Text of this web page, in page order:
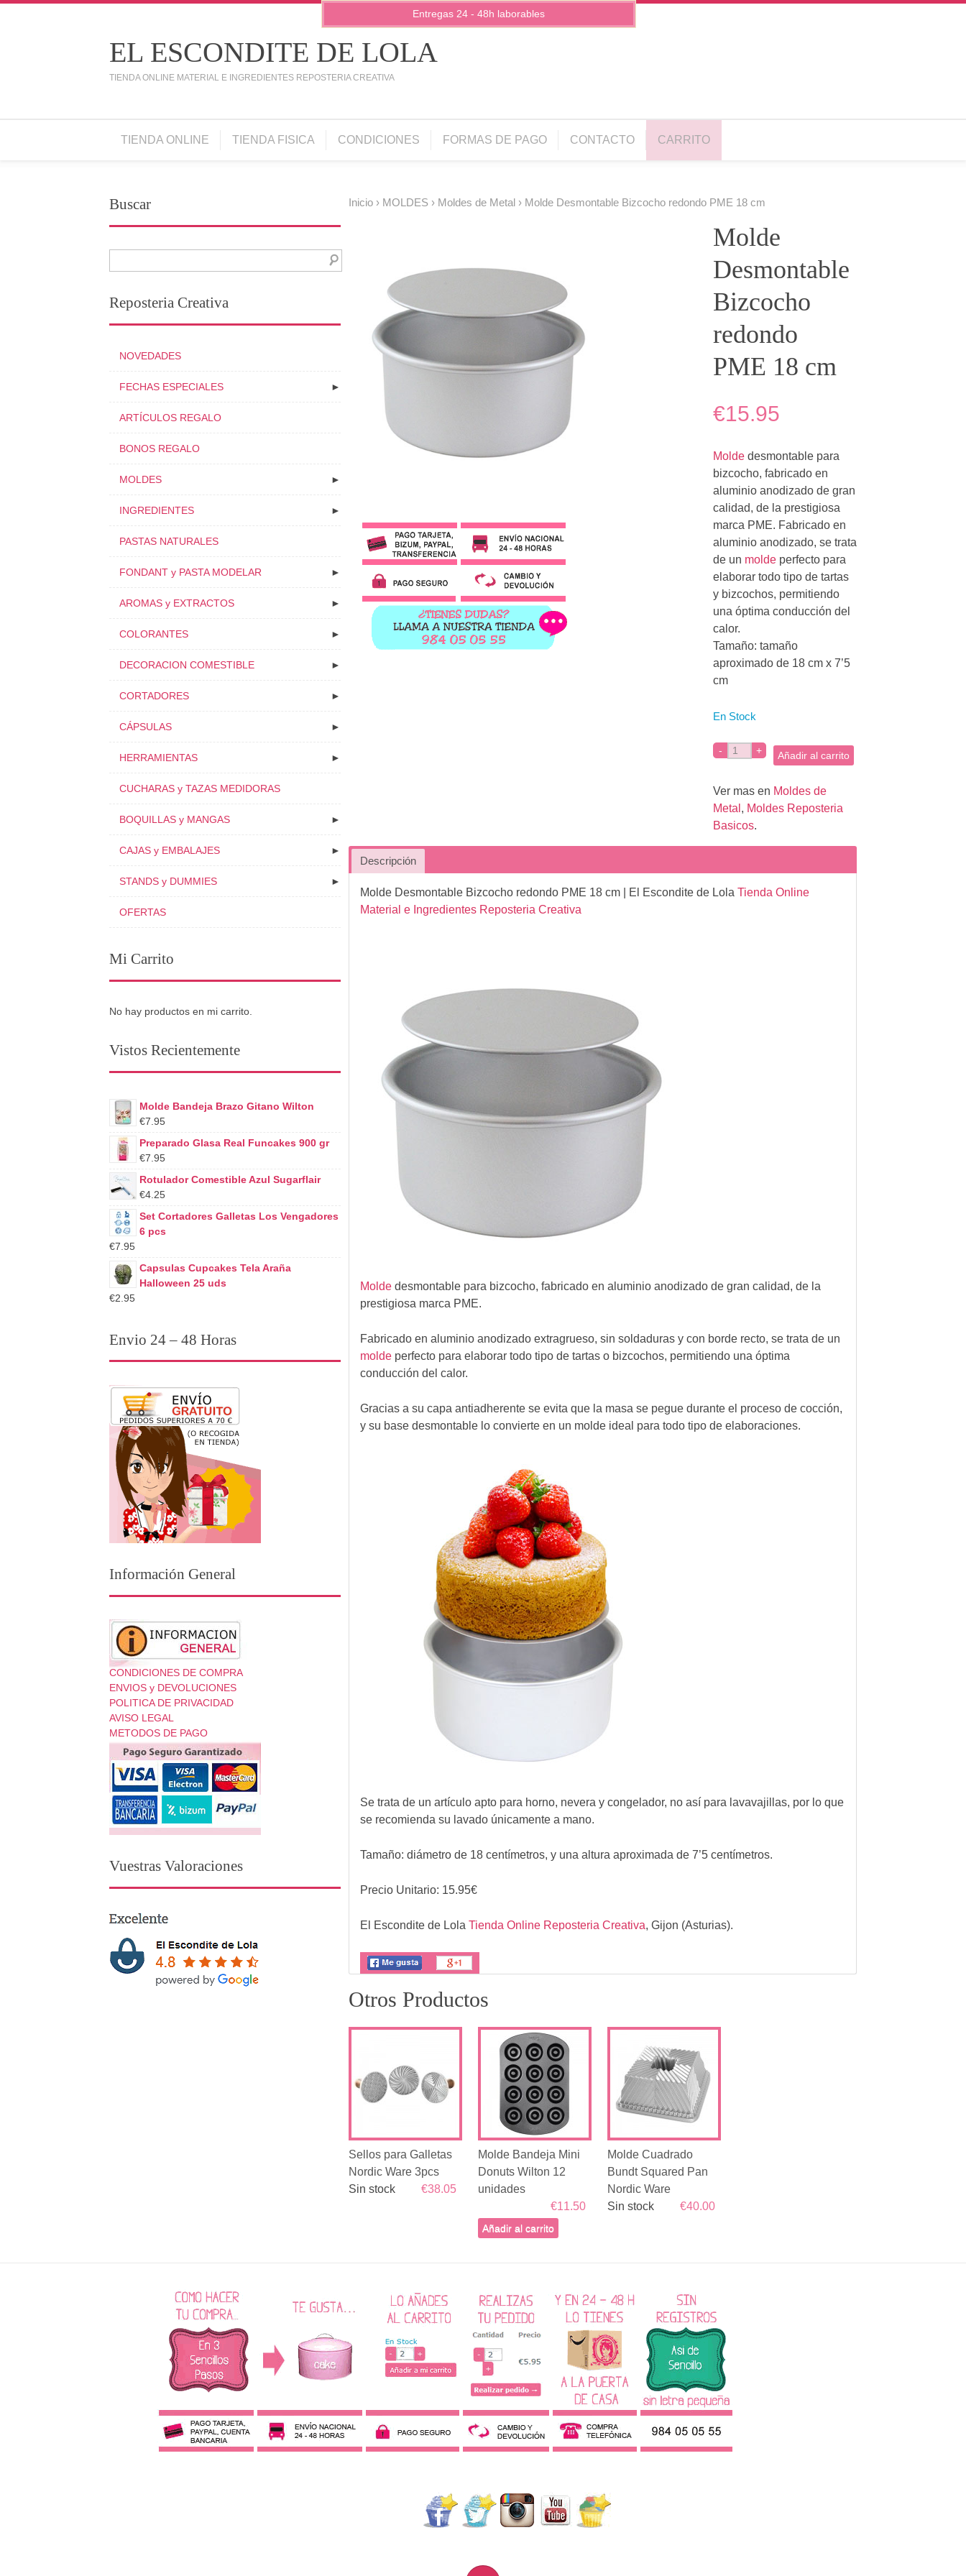
EL ESCONDITE DE LOLA
TIENDA ONLINE MATERIAL E INGREDIENTES REPOSTERIA CREATIVA
TIENDA ONLINE TIENDA FISICA CONDICIONES FORMAS DE PAGO CONTACTO CARRITO
Inicio› MOLDES› Moldes de Metal › Molde Desmontable Bizcocho redondo PME 18 cm
Molde
Desmontable
Bizcocho
redondo
PME 18 cm
€15.95
Molde desmontable para
bizcocho, fabricado en
aluminio anodizado de gran
calidad, de la prestigiosa
marca PME. Fabricado en
aluminio anodizado, se trata
de un molde perfecto para
elaborar todo tipo de tartas
y bizcochos, permitiendo
una óptima conducción del
calor.
Tamaño: tamaño
aproximado de 18 cm x 7’5
cm
En Stock
Añadir al carrito
Ver mas en Moldes de
Metal , Moldes Reposteria
Basicos.
Descripción
Molde Desmontable Bizcocho redondo PME 18 cm| El Escondite de Lola Tienda Online
Material e Ingredientes Reposteria Creativa
Moldedesmontable para bizcocho, fabricado en aluminio anodizado de gran calidad, de la
prestigiosa marca PME.
Fabricado en aluminio anodizado extragrueso, sin soldaduras y con borde recto, se trata de un
moldeperfecto para elaborar todo tipo de tartas o bizcochos, permitiendo una óptima
conducción del calor.
Gracias a su capa antiadherente se evita que la masa se pegue durante el proceso de cocción,
y su base desmontable lo convierte en un molde ideal para todo tipo de elaboraciones.
Se trata de un artículo apto para horno, nevera y congelador, no así para lavavajillas, por lo que
se recomienda su lavado únicamente a mano.
Tamaño: diámetro de 18 centímetros, y una altura aproximada de 7’5 centímetros.
Precio Unitario: 15.95€
El Escondite de Lola Tienda Online Reposteria Creativa, Gijon (Asturias).
Otros Productos
Sellos para Galletas
Nordic Ware 3pcs
€38.05
Sin stock
Molde Bandeja Mini
Donuts Wilton 12
unidades
€11.50
Añadir al carrito
Molde Cuadrado
Bundt Squared Pan
Nordic Ware
€40.00
Sin stock
Buscar
Reposteria Creativa
NOVEDADES
►
FECHAS ESPECIALES
ARTÍCULOS REGALO
BONOS REGALO
►
MOLDES
►
INGREDIENTES
PASTAS NATURALES
►
FONDANT y PASTA MODELAR
►
AROMAS y EXTRACTOS
►
COLORANTES
►
DECORACION COMESTIBLE
►
CORTADORES
►
CÁPSULAS
►
HERRAMIENTAS
CUCHARAS y TAZAS MEDIDORAS
►
BOQUILLAS y MANGAS
►
CAJAS y EMBALAJES
►
STANDS y DUMMIES
OFERTAS
Mi Carrito
No hay productos en mi carrito.
Vistos Recientemente
Molde Bandeja Brazo Gitano Wilton
€7.95
Preparado Glasa Real Funcakes 900 gr
€7.95
Rotulador Comestible Azul Sugarflair
€4.25
Set Cortadores Galletas Los Vengadores
6 pcs
€7.95
Capsulas Cupcakes Tela Araña
Halloween 25 uds
€2.95
Envio 24 – 48 Horas
Información General
CONDICIONES DE COMPRA
ENVIOS y DEVOLUCIONES
POLITICA DE PRIVACIDAD
AVISO LEGAL
METODOS DE PAGO
Vuestras Valoraciones
Entregas 24 - 48h laborables